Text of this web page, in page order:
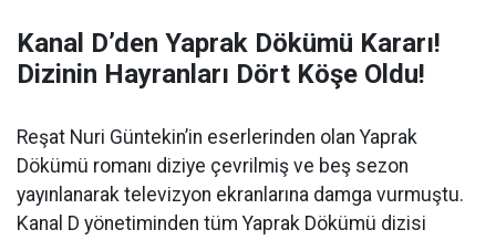
Kanal D’den Yaprak Dökümü Kararı!
Dizinin Hayranları Dört Köşe Oldu!
Reşat Nuri Güntekin’in eserlerinden olan Yaprak
Dökümü romanı diziye çevrilmiş ve beş sezon
yayınlanarak televizyon ekranlarına damga vurmuştu.
Kanal D yönetiminden tüm Yaprak Dökümü dizisi